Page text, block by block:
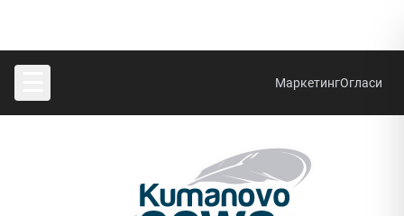
МаркетингОгласи